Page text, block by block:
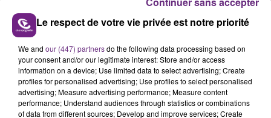
FIL D'ACTUS
Le respect de votre vie privée est notre priorité
We and our (447) partnersdo the following data processing based on
your consent and/or our legitimate interest: Store and/or access
information on a device; Use limited data to select advertising; Create
profiles for personalised advertising; Use profiles to select personalised
advertising; Measure advertising performance; Measure content
performance; Understand audiences through statistics or combinations
of data from different sources; Develop and improve services; Create